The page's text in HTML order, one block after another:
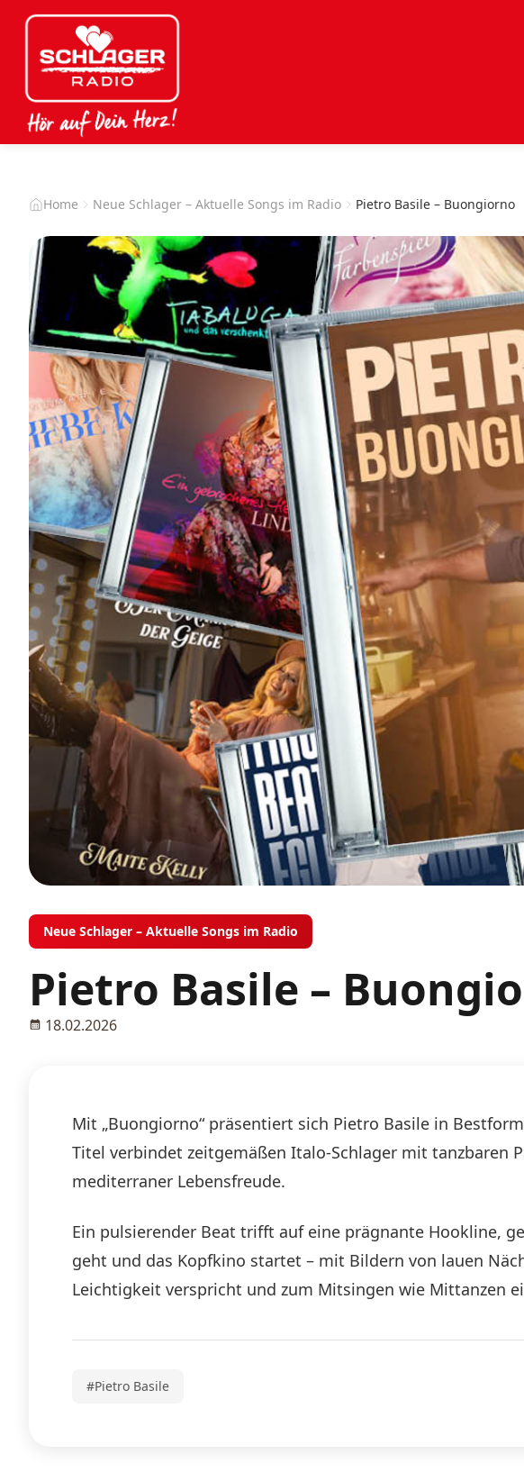
Home Neue Schlager – Aktuelle Songs im Radio Pietro Basile – Buongiorno
Neue Schlager – Aktuelle Songs im Radio
Pietro Basile –
18.02.2026
Mit „Buongiorno“ präsentiert sich Pietro Basile in
Titel verbindet zeitgemäßen Italo-Schlager mit tanzbaren
mediterraner Lebensfreude.
Ein pulsierender Beat trifft auf eine prägnante Hookline,
geht und das Kopfkino startet – mit Bildern von lauen
Leichtigkeit verspricht und zum Mitsingen wie Mittanzen
#Pietro Basile